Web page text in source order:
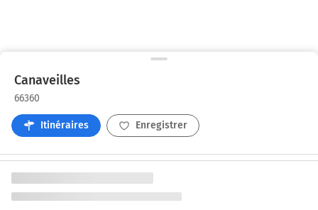
Canaveilles
66360
Itinéraires Enregistrer